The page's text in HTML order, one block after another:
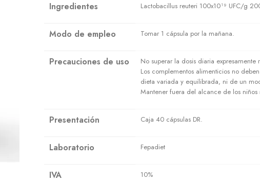
Ingredientes Lactobacillus reuteri 100x10¹⁹ UFC/g
Modo de empleo Tomar 1 cápsula por la mañana.
Precauciones de uso
No superar la dosis diaria expresamente
Los complementos alimenticios no
dieta variada y equilibrada, ni de un
Mantener fuera del alcance de los niños
Presentación Caja 40 cápsulas DR.
Laboratorio Fepadiet
IVA 10%